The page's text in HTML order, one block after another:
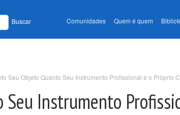
Buscar Comunidades Quem é quem
Seu Objeto Quanto Seu Instrumento Profissional é o Próprio
Instrumento